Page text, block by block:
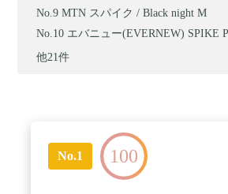
MTN スパイク / Black night M
エバニュー(EVERNEW) SPIKE
他21件
No.1 100